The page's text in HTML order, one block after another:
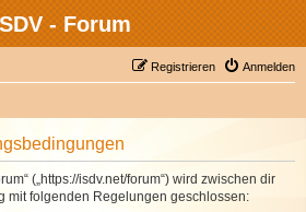
- Forum
Anmelden
Registrieren
(„https://isdv.net/forum“) wird zwischen dir
mit folgenden Regelungen geschlossen: